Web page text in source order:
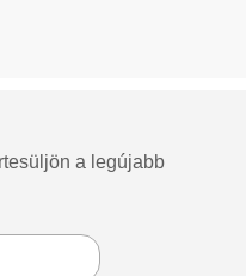
a legújabb